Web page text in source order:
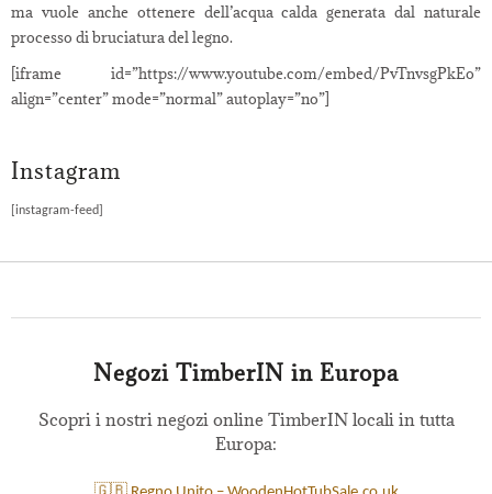
ma vuole anche ottenere dell’acqua calda generata dal naturale
processo di bruciatura del legno.
[iframe id=”https://www.youtube.com/embed/PvTnvsgPkEo”
align=”center” mode=”normal” autoplay=”no”]
Instagram
[instagram-feed]
Negozi TimberIN in Europa
Scopri i nostri negozi online TimberIN locali in tutta
Europa: